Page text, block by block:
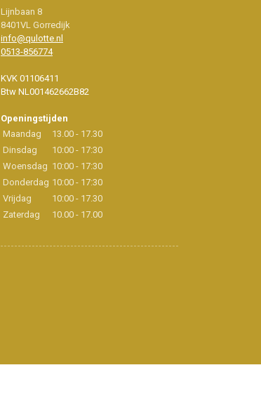
Lijnbaan 8
8401VL Gorredijk
info@qulotte.nl
0513-856774
KVK 01106411
Btw NL001462662B82
Openingstijden
Maandag
13.00 - 17.30
Dinsdag
10:00 - 17:30
Woensdag 10:00 - 17:30
Donderdag 10:00 - 17:30
Vrijdag
10:00 - 17.30
Zaterdag
10.00 - 17.00